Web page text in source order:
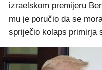
izraelskom premijeru
mu je poručio da se
spriječio kolaps primirja